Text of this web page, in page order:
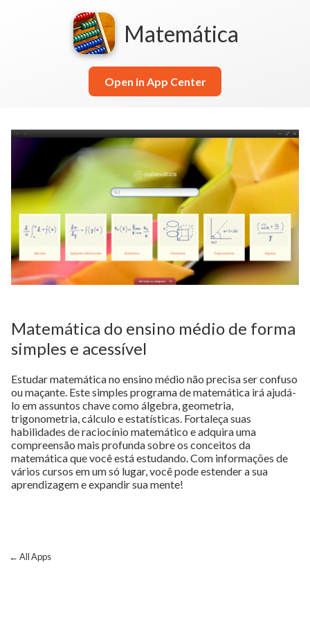
Matemática
Open in App Center
Matemática do ensino médio de forma
simples e acessível
Estudar matemática no ensino médio não precisa ser confuso
ou maçante. Este simples programa de matemática irá ajudá-
lo em assuntos chave como álgebra, geometria,
trigonometria, cálculo e estatísticas. Fortaleça suas
habilidades de raciocínio matemático e adquira uma
compreensão mais profunda sobre os conceitos da
matemática que você está estudando. Com informações de
vários cursos em um só lugar, você pode estender a sua
aprendizagem e expandir sua mente!
← All Apps